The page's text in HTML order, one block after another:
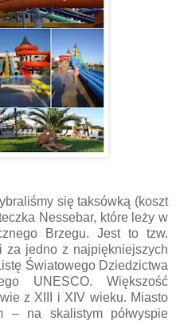
się taksówką (koszt
Nessebar, które leży w
Brzegu. Jest to tzw.
za jedno z najpiękniejszych
Światowego Dziedzictwa
UNESCO. Większość
z XIII i XIV wieku. Miasto
– na skalistym półwyspie